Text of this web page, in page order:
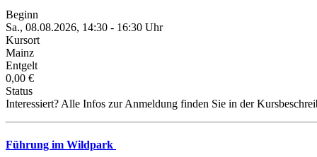
Beginn
Sa., 08.08.2026, 14:30 - 16:30 Uhr
Kursort
Mainz
Entgelt
0,00 €
Status
Interessiert? Alle Infos zur Anmeldung finden Sie in der
Führung im Wildpark